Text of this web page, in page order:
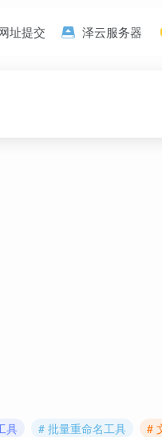
址提交 泽云服务器
具 # 批量重命名工具 #